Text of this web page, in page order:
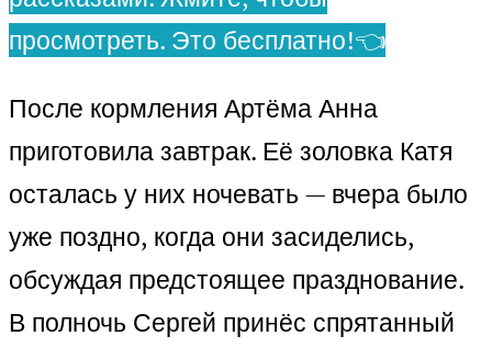
просмотреть. Это бесплатно!👈
После кормления Артёма Анна
приготовила завтрак. Её золовка Катя
осталась у них ночевать — вчера было
уже поздно, когда они засиделись,
обсуждая предстоящее празднование.
В полночь Сергей принёс спрятанный